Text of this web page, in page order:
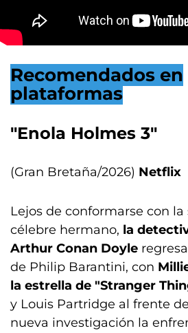
Recomendados en
plataformas
"Enola Holmes 3"
(Gran Bretaña/2026) Netflix
Lejos de conformarse con
célebre hermano, la
Arthur Conan Doyle
de Philip Barantini, con
la estrella de "Stranger
y Louis Partridge al frente
nueva investigación la